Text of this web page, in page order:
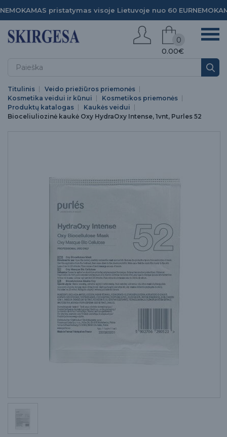
NEMOKAMAS pristatymas visoje Lietuvoje nuo 60 EUR
0.00€
0
Titulinis
Veido priežiūros priemonės
Kosmetika veidui ir kūnui
Kosmetikos priemonės
Produktų katalogas
Kaukės veidui
Bioceliuliozinė kaukė Oxy HydraOxy Intense, 1vnt, Purles 52